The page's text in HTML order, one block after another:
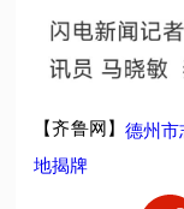
【齐鲁网】 德州市
地揭牌